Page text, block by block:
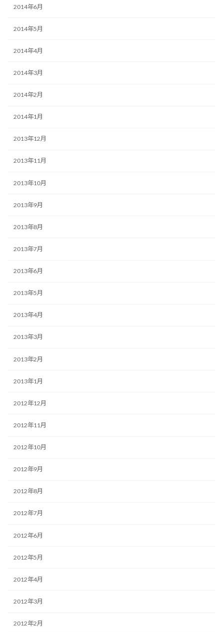
2014年6月
2014年5月
2014年4月
2014年3月
2014年2月
2014年1月
2013年12月
2013年11月
2013年10月
2013年9月
2013年8月
2013年7月
2013年6月
2013年5月
2013年4月
2013年3月
2013年2月
2013年1月
2012年12月
2012年11月
2012年10月
2012年9月
2012年8月
2012年7月
2012年6月
2012年5月
2012年4月
2012年3月
2012年2月